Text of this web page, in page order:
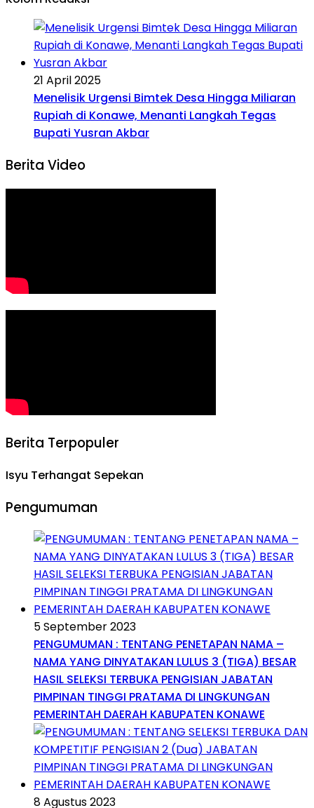
21 April 2025
Menelisik Urgensi Bimtek Desa Hingga Miliaran
Rupiah di Konawe, Menanti Langkah Tegas
Bupati Yusran Akbar
Berita Video
Berita Terpopuler
Isyu Terhangat Sepekan
Pengumuman
5 September 2023
PENGUMUMAN : TENTANG PENETAPAN NAMA –
NAMA YANG DINYATAKAN LULUS 3 (TIGA) BESAR
HASIL SELEKSI TERBUKA PENGISIAN JABATAN
PIMPINAN TINGGI PRATAMA DI LINGKUNGAN
PEMERINTAH DAERAH KABUPATEN KONAWE
8 Agustus 2023